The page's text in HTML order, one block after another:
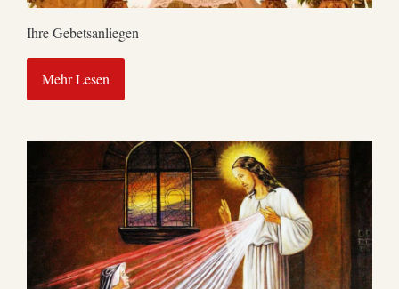
Ihre Gebetsanliegen
Mehr Lesen